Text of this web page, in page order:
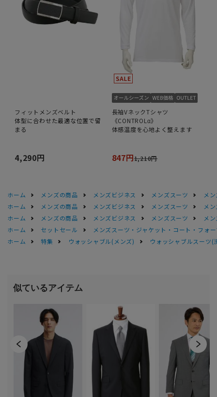
フィットメンズベルト
体型に合わせた最適な位置で留
まる
4,290円
長袖VネックTシャツ
《CONTROLα》
体感温度を心地よく整えます
847円1,210円
ホーム メンズの商品 メンズビジネス メンズスーツ
メ
ホーム
メンズの商品 メンズビジネス メンズスーツ
メ
ホーム
メンズの商品 メンズビジネス メンズスーツ
メ
ホーム
セットセール
メンズスーツ・ジャケット・コート・フォ
ホーム
特集 ウォッシャブル(メンズ) ウォッシャブルスーツ(